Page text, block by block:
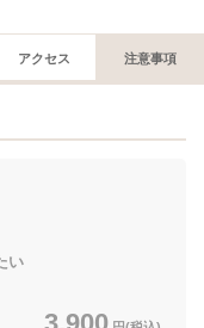
アクセス 注意事項
い